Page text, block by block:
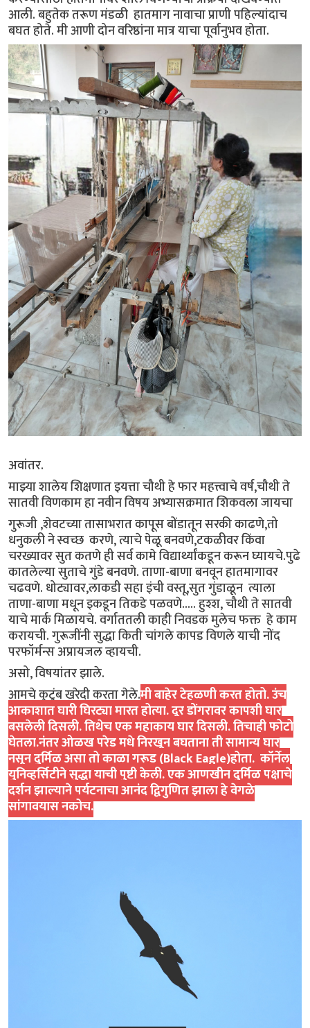
आली. बहुतेक तरूण मंडळी हातमाग नावाचा प्राणी पहिल्यांदाच
बघत होते. मी आणी दोन वरिष्ठांना मात्र याचा पूर्वानुभव होता.
अवांतर.
माझ्या शालेय शिक्षणात इयत्ता चौथी हे फार महत्त्वाचे वर्ष,चौथी ते
सातवी विणकाम हा नवीन विषय अभ्यासक्रमात शिकवला जायचा
गुरूजी ,शेवटच्या तासाभरात कापूस बोंडातून सरकी काढणे,तो
धनुकली ने स्वच्छ करणे, त्याचे पेळू बनवणे,टकळीवर किंवा
चरख्यावर सुत कतणे ही सर्व कामे विद्यार्थ्यांकडून करून घ्यायचे.पुढे
कातलेल्या सुताचे गुंडे बनवणे. ताणा-बाणा बनवून हातमागावर
चढवणे. धोट्यावर,लाकडी सहा इंची वस्तू,सुत गुंडाळून त्याला
ताणा-बाणा मधून इकडून तिकडे पळवणे..... हुश्श, चौथी ते सातवी
याचे मार्क मिळायचे. वर्गाततली काही निवडक मुलेच फक्त हे काम
करायची. गुरूजींनी सुद्धा किती चांगले कापड विणले याची नोंद
परफॉर्मन्स अप्रायजल व्हायची.
असो, विषयांतर झाले.
आमचे कुटुंब खरेदी करता गेले.मी बाहेर टेहळणी करत होतो. उंच
आकाशात घारी घिरट्या मारत होत्या. दूर डोंगरावर कापशी घार
बसलेली दिसली. तिथेच एक महाकाय घार दिसली. तिचाही फोटो
घेतला.नंतर ओळख परेड मधे निरखून बघताना ती सामान्य घार
नसून दुर्मिळ असा तो काळा गरूड (Black Eagle)होता. कॉर्नेल
युनिव्हर्सिटीने सुद्धा याची पुष्टी केली. एक आणखीन दुर्मिळ पक्षाचे
दर्शन झाल्याने पर्यटनाचा आनंद द्विगुणित झाला हे वेगळे
सांगावयास नकोच.